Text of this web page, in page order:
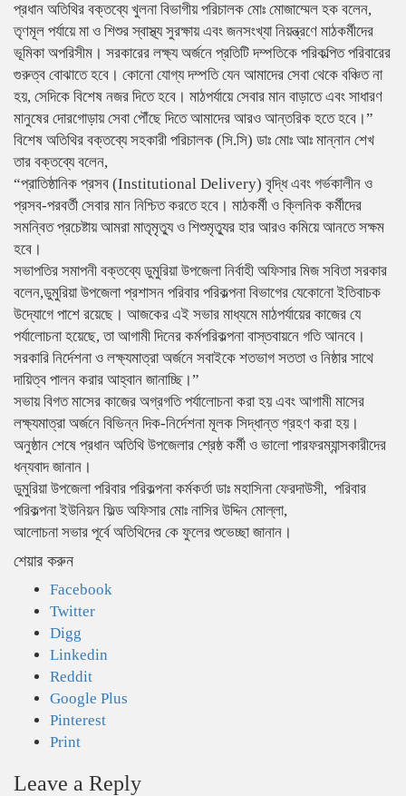
প্রধান অতিথির বক্তব্যে খুলনা বিভাগীয় পরিচালক মোঃ মোজাম্মেল হক বলেন,
তৃণমূল পর্যায়ে মা ও শিশুর স্বাস্থ্য সুরক্ষায় এবং জনসংখ্যা নিয়ন্ত্রণে মাঠকর্মীদের
ভূমিকা অপরিসীম। সরকারের লক্ষ্য অর্জনে প্রতিটি দম্পতিকে পরিকল্পিত পরিবারের
গুরুত্ব বোঝাতে হবে। কোনো যোগ্য দম্পতি যেন আমাদের সেবা থেকে বঞ্চিত না
হয়, সেদিকে বিশেষ নজর দিতে হবে। মাঠপর্যায়ে সেবার মান বাড়াতে এবং সাধারণ
মানুষের দোরগোড়ায় সেবা পৌঁছে দিতে আমাদের আরও আন্তরিক হতে হবে।”
বিশেষ অতিথির বক্তব্যে সহকারী পরিচালক (সি.সি) ডাঃ মোঃ আঃ মান্নান শেখ
তার বক্তব্যে বলেন,
“প্রাতিষ্ঠানিক প্রসব (Institutional Delivery) বৃদ্ধি এবং গর্ভকালীন ও
প্রসব-পরবর্তী সেবার মান নিশ্চিত করতে হবে। মাঠকর্মী ও ক্লিনিক কর্মীদের
সমন্বিত প্রচেষ্টায় আমরা মাতৃমৃত্যু ও শিশুমৃত্যুর হার আরও কমিয়ে আনতে সক্ষম
হবে।
সভাপতির সমাপনী বক্তব্যে ডুমুরিয়া উপজেলা নির্বাহী অফিসার মিজ সবিতা সরকার
বলেন,ডুমুরিয়া উপজেলা প্রশাসন পরিবার পরিকল্পনা বিভাগের যেকোনো ইতিবাচক
উদ্যোগে পাশে রয়েছে। আজকের এই সভার মাধ্যমে মাঠপর্যায়ের কাজের যে
পর্যালোচনা হয়েছে, তা আগামী দিনের কর্মপরিকল্পনা বাস্তবায়নে গতি আনবে।
সরকারি নির্দেশনা ও লক্ষ্যমাত্রা অর্জনে সবাইকে শতভাগ সততা ও নিষ্ঠার সাথে
দায়িত্ব পালন করার আহ্বান জানাচ্ছি।”
সভায় বিগত মাসের কাজের অগ্রগতি পর্যালোচনা করা হয় এবং আগামী মাসের
লক্ষ্যমাত্রা অর্জনে বিভিন্ন দিক-নির্দেশনা মূলক সিদ্ধান্ত গ্রহণ করা হয়।
অনুষ্ঠান শেষে প্রধান অতিথি উপজেলার শ্রেষ্ঠ কর্মী ও ভালো পারফরম্যান্সকারীদের
ধন্যবাদ জানান।
ডুমুরিয়া উপজেলা পরিবার পরিকল্পনা কর্মকর্তা ডাঃ মহাসিনা ফেরদাউসী, ‌ পরিবার
পরিকল্পনা ইউনিয়ন ‌ফিল্ড অফিসার মোঃ নাসির উদ্দিন মোল্লা,
আলোচনা সভার পূর্বে অতিথিদের কে ফুলের শুভেচ্ছা জানান।
শেয়ার করুন
Facebook
Twitter
Digg
Linkedin
Reddit
Google Plus
Pinterest
Print
Leave a Reply